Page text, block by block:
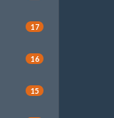
17
16
15